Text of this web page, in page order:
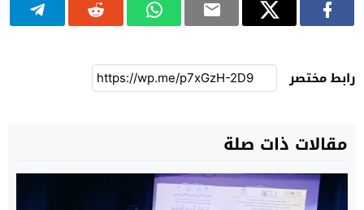
رابط مختصر
مقالات ذات صلة